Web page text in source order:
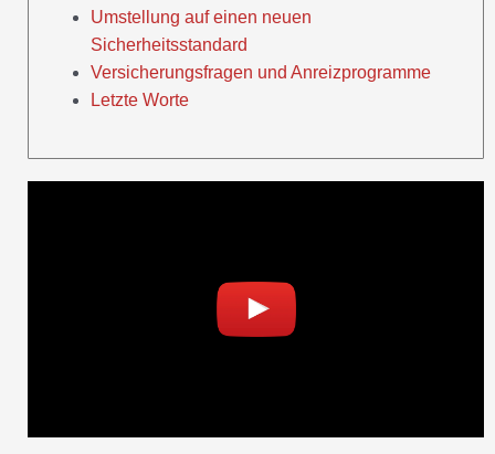
Umstellung auf einen neuen
Sicherheitsstandard
Versicherungsfragen und Anreizprogramme
Letzte Worte